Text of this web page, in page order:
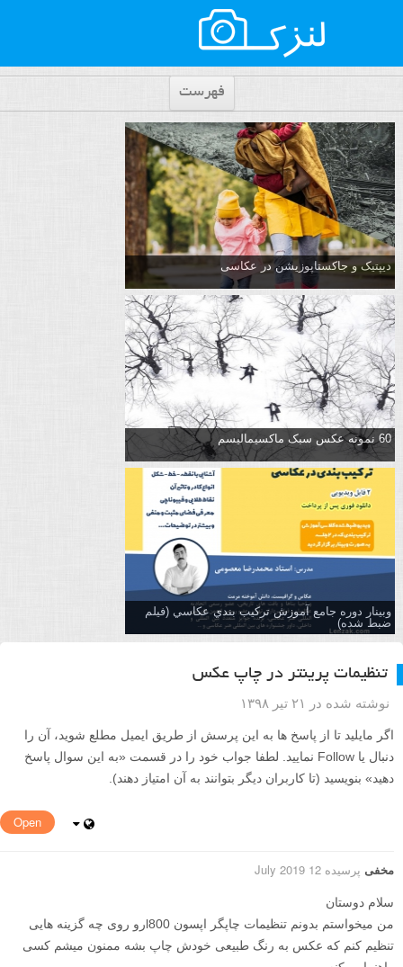
فهرست
دیپتیک و جاکستا‌پوزیشن در عکاسی
60 نمونه عکس سبک ماکسیمالیسم
وبینار دوره جامع آموزش تركيب بندي عكاسي (فیلم
ضبط شده)
تنظیمات پرینتر در چاپ عکس
نوشته شده در ۲۱ تیر ۱۳۹۸
اگر مایلید تا از پاسخ ها به این پرسش از طریق ایمیل مطلع شوید، آن را
دنبال یا Follow نمایید. لطفا جواب خود را در قسمت «به این سوال پاسخ
دهید» بنویسید (تا کاربران دیگر بتوانند به آن امتیاز دهند).
Open
مخفی پرسیده 12 July 2019
سلام دوستان
من میخواستم بدونم تنظیمات چاپگر اپسون l800رو روی چه گزینه هایی
تنظیم کنم که عکس به رنگ طبیعی خودش چاپ بشه ممنون میشم کسی